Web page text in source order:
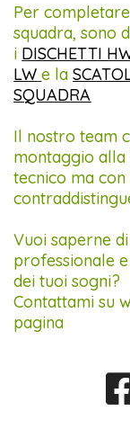
Per
squadra, sono
i DISCHETTI
LW e la
SQUADRA
Il nostro team
montaggio
tecnico ma con
Vuoi saperne
professionale
dei tuoi sogni?
Contattami su
pagina